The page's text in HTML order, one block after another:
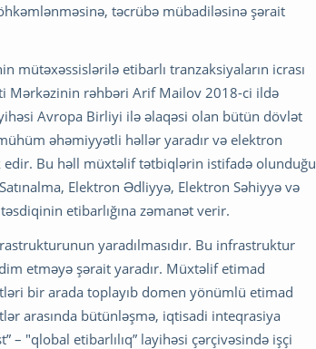
təcrübə mübadiləsinə şərait
mütəxəssislərilə etibarlı tranzaksiyaların icrası
Mərkəzinin rəhbəri Arif Mailov 2018-ci ildə
Avropa Birliyi ilə əlaqəsi olan bütün dövlət
əhəmiyyətli həllər yaradır və elektron
Bu həll müxtəlif tətbiqlərin istifadə olunduğu
Elektron Ədliyyə, Elektron Səhiyyə və
etibarlığına zəmanət verir.
yaradılmasıdır. Bu infrastruktur
etməyə şərait yaradır. Müxtəlif etimad
bir arada toplayıb domen yönümlü etimad
arasında bütünləşmə, iqtisadi inteqrasiya
– "qlobal etibarlılıq” layihəsi çərçivəsində işçi